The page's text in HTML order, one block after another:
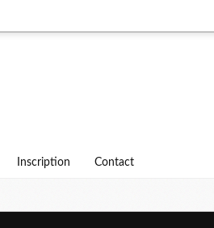
Inscription Contact